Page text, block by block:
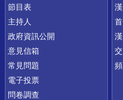
節目表
主持人
政府資訊公開
意見信箱
常見問題
電子投票
問卷調查
交